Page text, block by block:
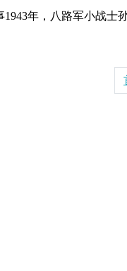
年，八路军小战士